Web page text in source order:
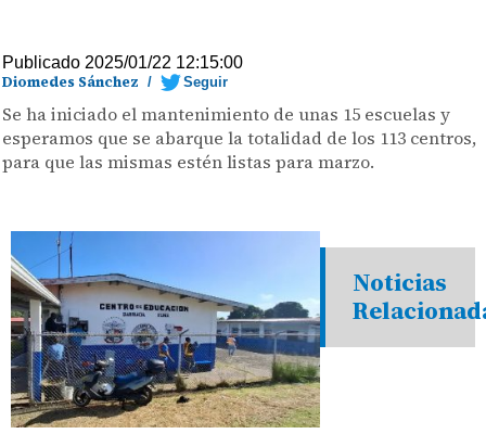
Publicado 2025/01/22 12:15:00
Diomedes Sánchez / Seguir
Se ha iniciado el mantenimiento de unas 15 escuelas y
esperamos que se abarque la totalidad de los 113 centros,
para que las mismas estén listas para marzo.
Noticias